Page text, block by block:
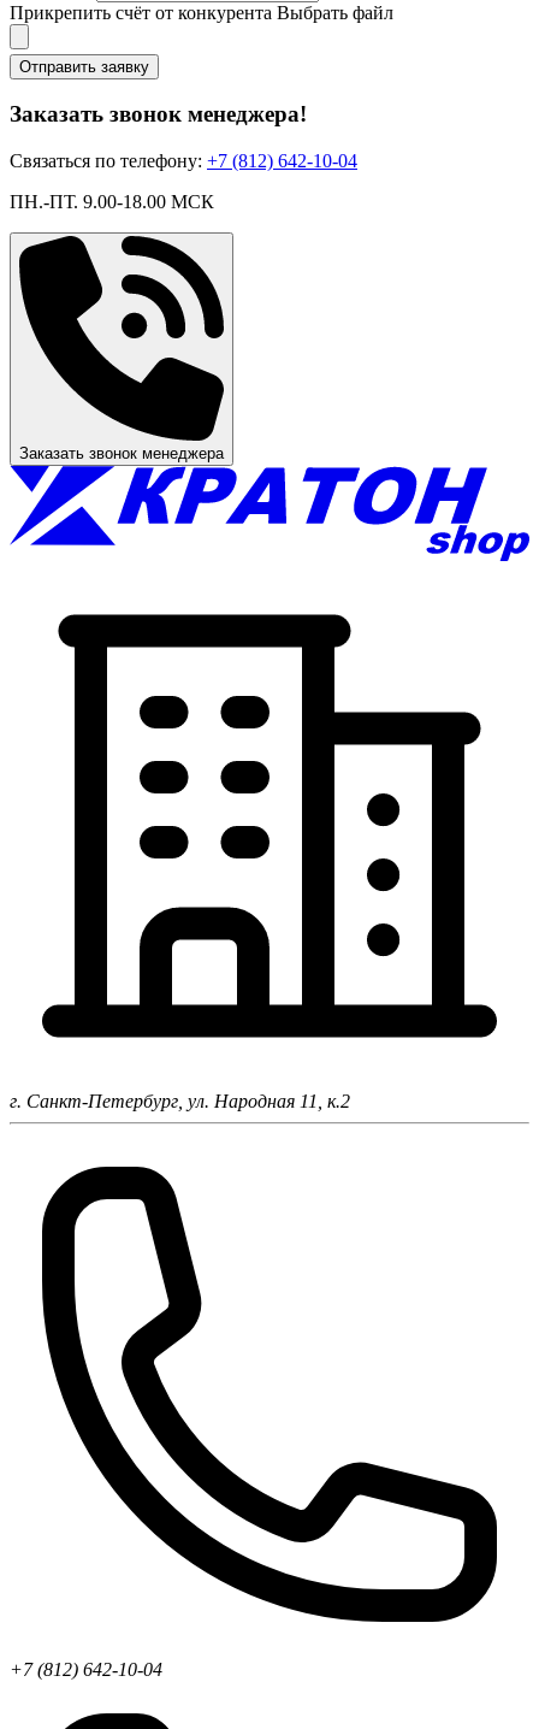
Прикрепить счёт от конкурента Выбрать файл
Отправить заявку
Заказать звонок менеджера!
Связаться по телефону: +7 (812) 642-10-04
ПН.-ПТ. 9.00-18.00 МСК
Заказать звонок менеджера
г. Санкт-Петербург, ул. Народная 11, к.2
+7 (812) 642-10-04